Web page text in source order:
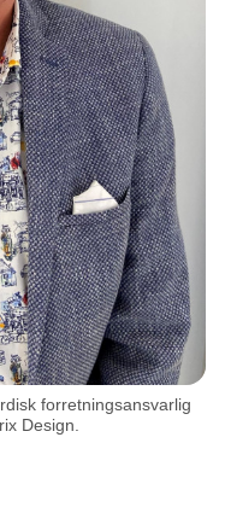
forretningsansvarlig
Design.